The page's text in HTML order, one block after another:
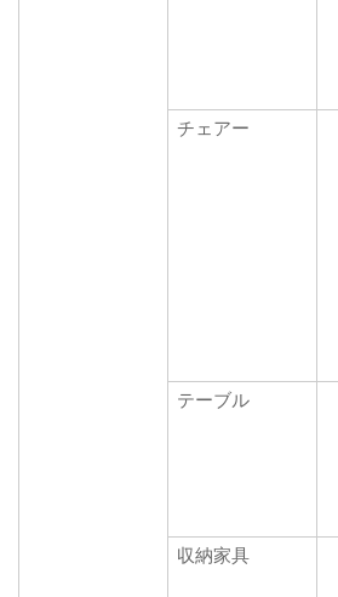
チェアー
テーブル
収納家具